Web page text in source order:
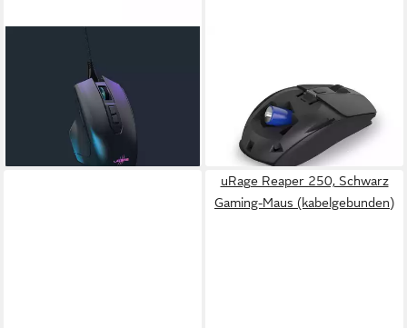
Reaper 410, Schwarz
Gaming-Maus
(kabelgebunden)
leider ausverkauft
leider ausverkauft
uRage Reaper 250, Schwarz
Gaming-Maus (kabelgebunden)